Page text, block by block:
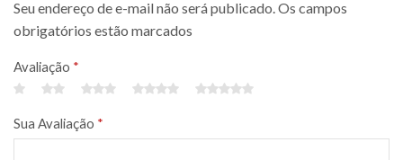
Seu endereço de e-mail não será publicado. Os campos
obrigatórios estão marcados
Avaliação *
Sua Avaliação *